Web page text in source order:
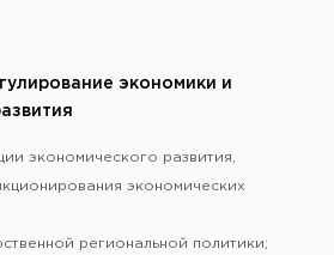
экономики и
экономического развития,
экономических
региональной политики;